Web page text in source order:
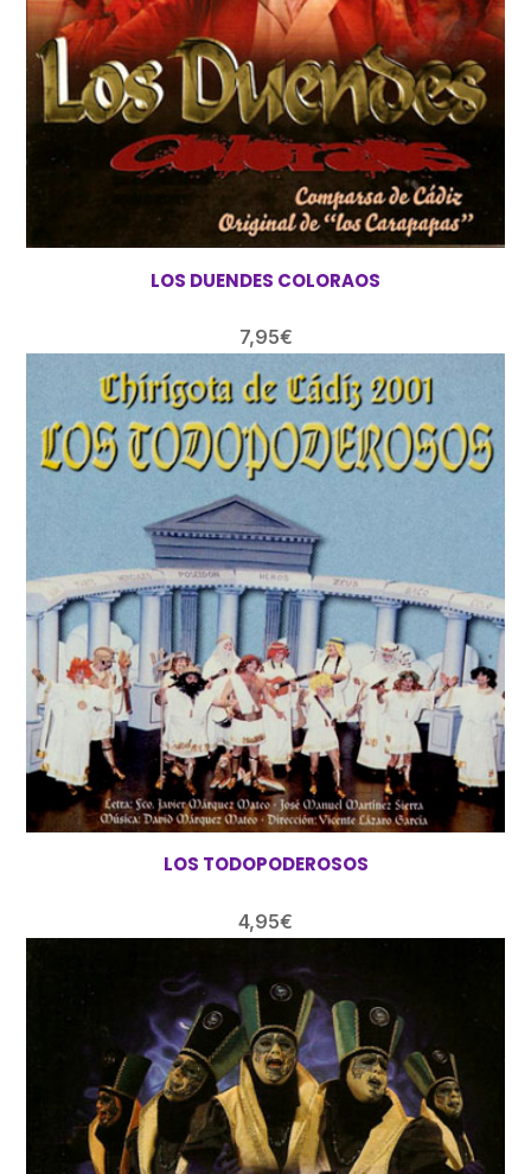
LOS DUENDES COLORAOS
7,95€
LOS TODOPODEROSOS
4,95€